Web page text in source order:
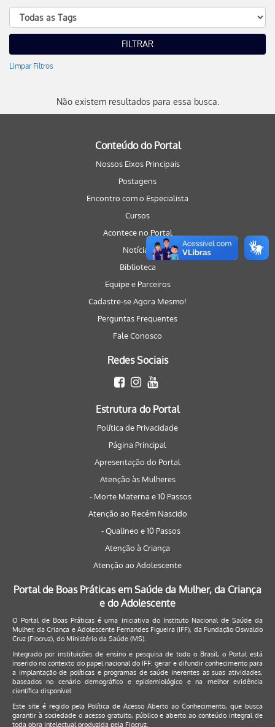
Limpar Filtros
Não existem resultados para essa busca.
Conteúdo do Portal
Nossos Eixos Principais
Postagens
Encontro com o Especialista
Cursos
Acontece no Portal
Notícias
Biblioteca
Equipe e Parceiros
Cadastre-se Agora Mesmo!
Perguntas Frequentes
Fale Conosco
Redes Sociais
Estrutura do Portal
Política de Privacidade
Página Principal
Apresentação do Portal
Atenção às Mulheres
- Morte Materna e 10 Passos
Atenção ao Recém Nascido
- Qualineo e 10 Passos
Atenção à Criança
Atenção ao Adolescente
Portal de Boas Práticas em Saúde da Mulher, da Criança
e do Adolescente
O Portal de Boas Práticas é uma iniciativa do Instituto Nacional de Saúde da
Mulher, da Criança e Adolescente Fernandes Figueira (IFF), da Fundação Oswaldo
Cruz (Fiocruz), do Ministério da Saúde (MS).
Integrado por instituições de ensino e pesquisa de todo o Brasil, o Portal está
inserido no contexto do papel nacional do IFF: gerar e difundir conhecimento para
a implantação de políticas e programas de saúde inerentes as suas atividades,
baseados no cenário demográfico e epidemiológico e na melhor evidência
científica disponível.
Este site é regido pela Política de Acesso Aberto ao Conhecimento, que busca
garantir à sociedade o acesso gratuito, público e aberto ao conteúdo integral de
toda obra intelectual produzida pela Fiocruz.